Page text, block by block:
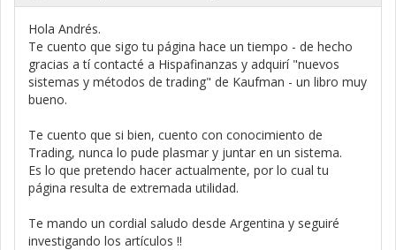
Hola Andrés.
Te cuento que sigo tu página hace un tiempo - de hecho
gracias a tí contacté a Hispafinanzas y adquirí "nuevos
sistemas y métodos de trading" de Kaufman - un libro muy
bueno.
Te cuento que si bien, cuento con conocimiento de
Trading, nunca lo pude plasmar y juntar en un sistema.
Es lo que pretendo hacer actualmente, por lo cual tu
página resulta de extremada utilidad.
Te mando un cordial saludo desde Argentina y seguiré
investigando los artículos !!